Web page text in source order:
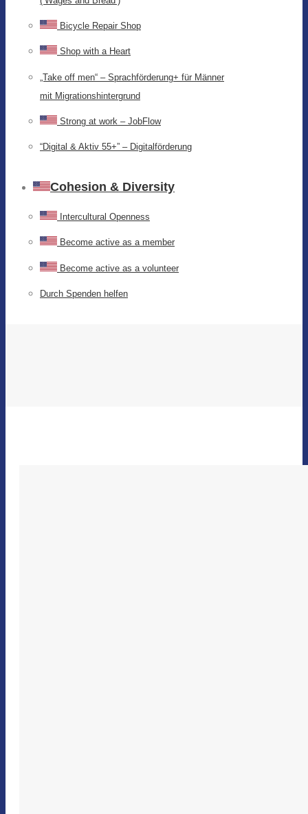
Bicycle Repair Shop
Shop with a Heart
„Take off men“ – Sprachförderung+ für Männer
mit Migrationshintergrund
Strong at work – JobFlow
“Digital & Aktiv 55+” – Digitalförderung
Cohesion & Diversity
Intercultural Openness
Become active as a member
Become active as a volunteer
Durch Spenden helfen